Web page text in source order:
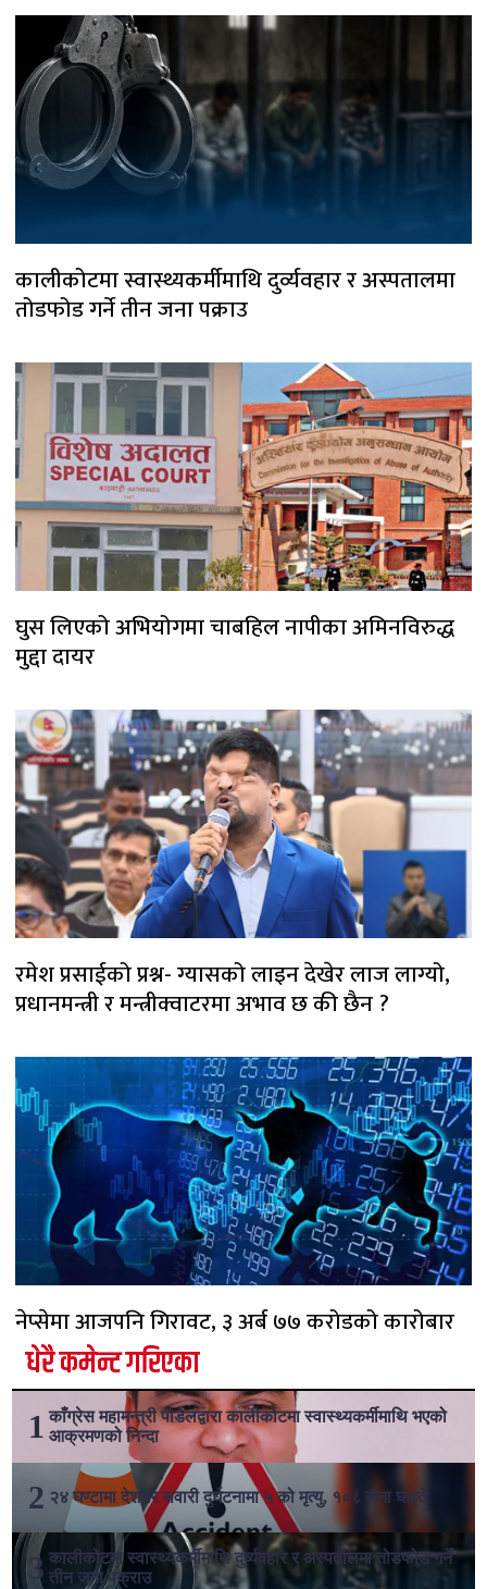
कालीकोटमा स्वास्थ्यकर्मीमाथि दुर्व्यवहार र अस्पतालमा
तोडफोड गर्ने तीन जना पक्राउ
घुस लिएको अभियोगमा चाबहिल नापीका अमिनविरुद्ध
मुद्दा दायर
रमेश प्रसाईको प्रश्न- ग्यासको लाइन देखेर लाज लाग्यो,
प्रधानमन्त्री र मन्त्रीक्वाटरमा अभाव छ की छैन ?
नेप्सेमा आजपनि गिरावट, ३ अर्ब ७७ करोडको कारोबार
धेरै कमेन्ट गरिएका
काँग्रेस महामन्त्री पौडेलद्वारा कालीकोटमा स्वास्थ्यकर्मीमाथि भएको
आक्रमणको निन्दा
२४ घण्टामा देशभर सवारी दुर्घटनामा ५ को मृत्यु, १०८ जना घाइते
कालीकोटमा स्वास्थ्यकर्मीमाथि दुर्व्यवहार र अस्पतालमा तोडफोड गर्ने
तीन जना पक्राउ